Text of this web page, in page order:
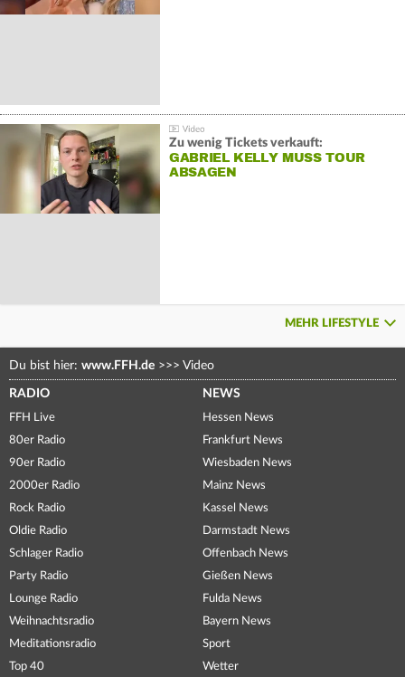
Zu wenig Tickets verkauft:
GABRIEL KELLY MUSS TOUR
ABSAGEN
MEHR LIFESTYLE
Du bist hier: www.FFH.de >>> Video
RADIO
FFH Live
80er Radio
90er Radio
2000er Radio
Rock Radio
Oldie Radio
Schlager Radio
Party Radio
Lounge Radio
Weihnachtsradio
Meditationsradio
Top 40
NEWS
Hessen News
Frankfurt News
Wiesbaden News
Mainz News
Kassel News
Darmstadt News
Offenbach News
Gießen News
Fulda News
Bayern News
Sport
Wetter